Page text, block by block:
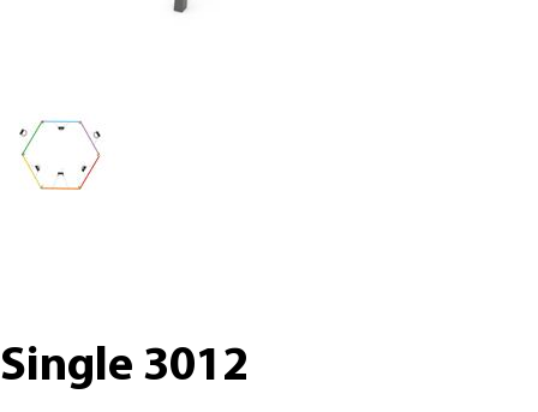
Single 3012